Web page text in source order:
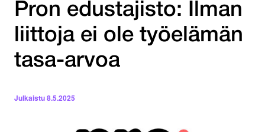
Pron edustajisto: Ilman
liittoja ei ole työelämän
tasa-arvoa
Julkaistu8.5.2025